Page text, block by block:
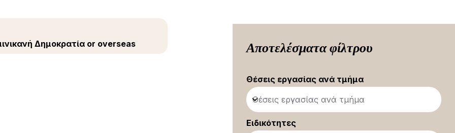
Δημοκρατία or overseas Αποτελέσματα φίλτρου
Θέσεις εργασίας ανά τμήμα
Θέσεις εργασίας ανά τμήμα
Ειδικότητες